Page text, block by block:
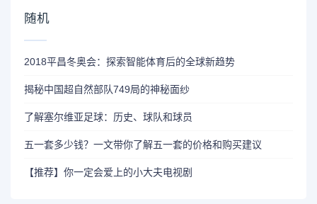
随机
2018平昌冬奥会：探索智能体育后的全球新趋势
揭秘中国超自然部队749局的神秘面纱
了解塞尔维亚足球：历史、球队和球员
五一套多少钱？一文带你了解五一套的价格和购买建议
【推荐】你一定会爱上的小大夫电视剧